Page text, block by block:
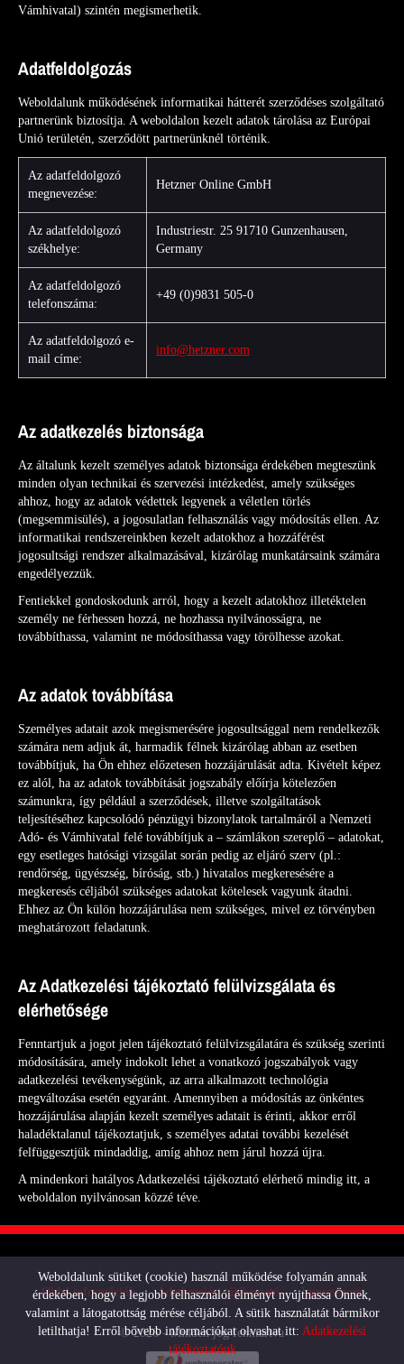
Vámhivatal) szintén megismerhetik.
Adatfeldolgozás
Weboldalunk működésének informatikai hátterét szerződéses szolgáltató
partnerünk biztosítja. A weboldalon kezelt adatok tárolása az Európai
Unió területén, szerződött partnerünknél történik.
Az adatfeldolgozó
megnevezése:
Hetzner Online GmbH
Az adatfeldolgozó
székhelye:
Industriestr. 25 91710 Gunzenhausen,
Germany
Az adatfeldolgozó
telefonszáma:
+49 (0)9831 505-0
Az adatfeldolgozó e-
mail címe:
info@hetzner.com
Az adatkezelés biztonsága
Az általunk kezelt személyes adatok biztonsága érdekében megteszünk
minden olyan technikai és szervezési intézkedést, amely szükséges
ahhoz, hogy az adatok védettek legyenek a véletlen törlés
(megsemmisülés), a jogosulatlan felhasználás vagy módosítás ellen. Az
informatikai rendszereinkben kezelt adatokhoz a hozzáférést
jogosultsági rendszer alkalmazásával, kizárólag munkatársaink számára
engedélyezzük.
Fentiekkel gondoskodunk arról, hogy a kezelt adatokhoz illetéktelen
személy ne férhessen hozzá, ne hozhassa nyilvánosságra, ne
továbbíthassa, valamint ne módosíthassa vagy törölhesse azokat.
Az adatok továbbítása
Személyes adatait azok megismerésére jogosultsággal nem rendelkezők
számára nem adjuk át, harmadik félnek kizárólag abban az esetben
továbbítjuk, ha Ön ehhez előzetesen hozzájárulását adta. Kivételt képez
ez alól, ha az adatok továbbítását jogszabály előírja kötelezően
számunkra, így például a szerződések, illetve szolgáltatások
teljesítéséhez kapcsolódó pénzügyi bizonylatok tartalmáról a Nemzeti
Adó- és Vámhivatal felé továbbítjuk a – számlákon szereplő – adatokat,
egy esetleges hatósági vizsgálat során pedig az eljáró szerv (pl.:
rendőrség, ügyészség, bíróság, stb.) hivatalos megkeresésére a
megkeresés céljából szükséges adatokat kötelesek vagyunk átadni.
Ehhez az Ön külön hozzájárulása nem szükséges, mivel ez törvényben
meghatározott feladatunk.
Az Adatkezelési tájékoztató felülvizsgálata és
elérhetősége
Fenntartjuk a jogot jelen tájékoztató felülvizsgálatára és szükség szerinti
módosítására, amely indokolt lehet a vonatkozó jogszabályok vagy
adatkezelési tevékenységünk, az arra alkalmazott technológia
megváltozása esetén egyaránt. Amennyiben a módosítás az önkéntes
hozzájárulása alapján kezelt személyes adatait is érinti, akkor erről
haladéktalanul tájékoztatjuk, s személyes adatai további kezelését
felfüggesztjük mindaddig, amíg ahhoz nem járul hozzá újra.
A mindenkori hatályos Adatkezelési tájékoztató elérhető mindig itt, a
weboldalon nyilvánosan közzé téve.
© 2026 - Minden jog fenntartva
Oldal információk Adatkezelési tájékoztató Impresszum
Weboldalunk sütiket (cookie) használ működése folyamán annak
érdekében, hogy a legjobb felhasználói élményt nyújthassa Önnek,
valamint a látogatottság mérése céljából. A sütik használatát bármikor
letilthatja! Erről bővebb információkat olvashat itt: Adatkezelési
tájékoztatónk